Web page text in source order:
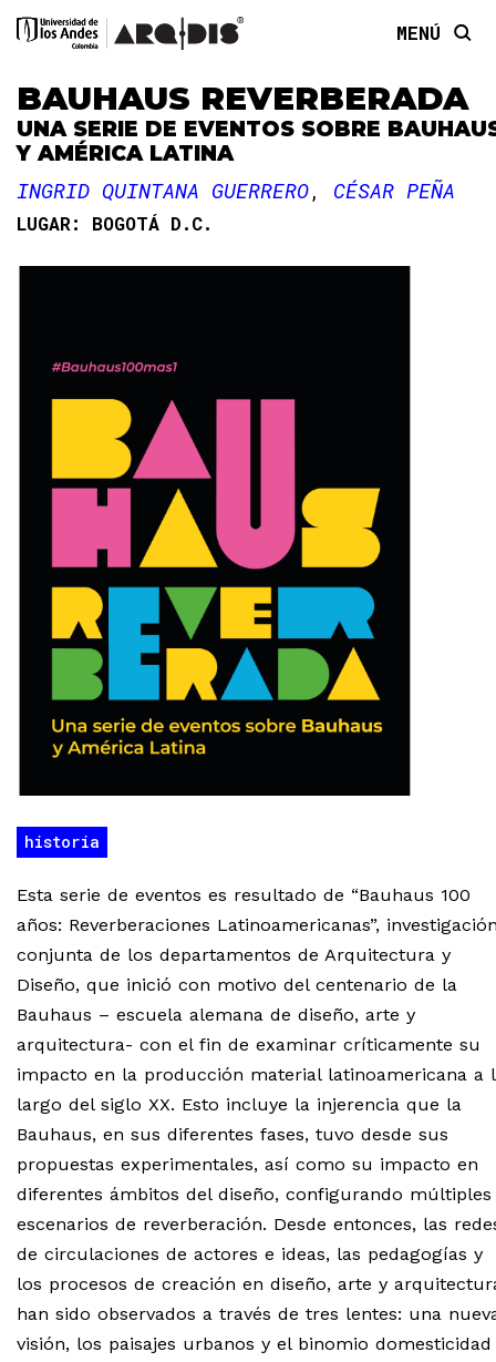
MENÚ
BAUHAUS REVERBERADA
UNA SERIE DE EVENTOS SOBRE
Y AMÉRICA LATINA
INGRID QUINTANA GUERRERO CÉSAR PEÑA
LUGAR: BOGOTÁ D.C.
historia
Esta serie de eventos es resultado de “Bauhaus 100
años: Reverberaciones Latinoamericanas”,
conjunta de los departamentos de Arquitectura y
Diseño, que inició con motivo del centenario de la
Bauhaus – escuela alemana de diseño, arte y
arquitectura- con el fin de examinar críticamente su
impacto en la producción material latinoamericana a
largo del siglo XX. Esto incluye la injerencia que la
Bauhaus, en sus diferentes fases, tuvo desde sus
propuestas experimentales, así como su impacto en
diferentes ámbitos del diseño, configurando múltiples
escenarios de reverberación. Desde entonces, las
de circulaciones de actores e ideas, las pedagogías y
los procesos de creación en diseño, arte y
han sido observados a través de tres lentes: una
visión, los paisajes urbanos y el binomio domesticidad